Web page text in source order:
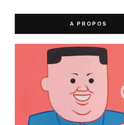
A PROPOS